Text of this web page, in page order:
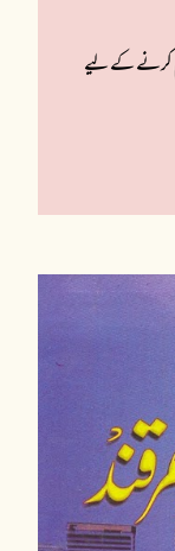
کرنے کے لیے